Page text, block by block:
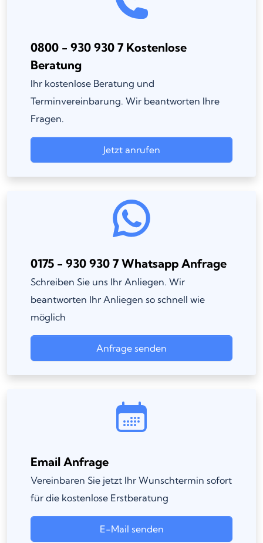
0800 - 930 930 7 Kostenlose
Beratung
Ihr kostenlose Beratung und
Terminvereinbarung. Wir beantworten Ihre
Fragen.
Jetzt anrufen
0175 - 930 930 7 Whatsapp Anfrage
Schreiben Sie uns Ihr Anliegen. Wir
beantworten Ihr Anliegen so schnell wie
möglich
Anfrage senden
Email Anfrage
Vereinbaren Sie jetzt Ihr Wunschtermin sofort
für die kostenlose Erstberatung
E-Mail senden